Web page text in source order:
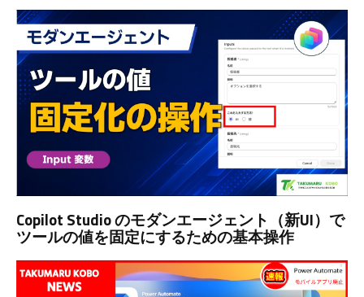
Copilot Studio のモダンエージェント（新UI）で
ツールの値を固定にするための基本操作